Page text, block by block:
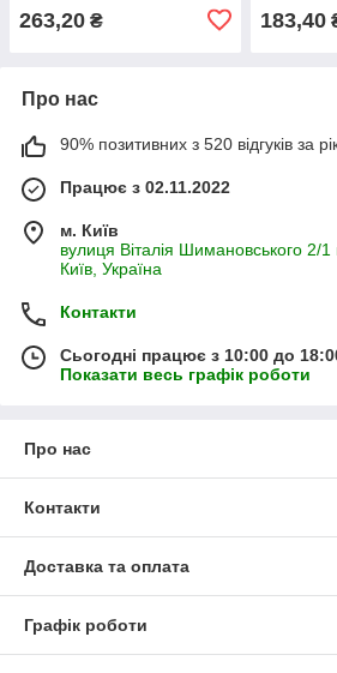
263,20 ₴ 183,40
Про нас
90% позитивних з 520 відгуків за
Працює з 02.11.2022
м. Київ
вулиця Віталія Шимановського 2/
Київ, Україна
Контакти
Сьогодні працює з 10:00 до
Показати весь графік роботи
Про нас
Контакти
Доставка та оплата
Графік роботи